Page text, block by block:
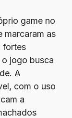
game no
marcaram as
fortes
o jogo busca
A
com o uso
a